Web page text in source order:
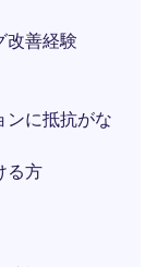
改善経験
ンに抵抗がな
る方